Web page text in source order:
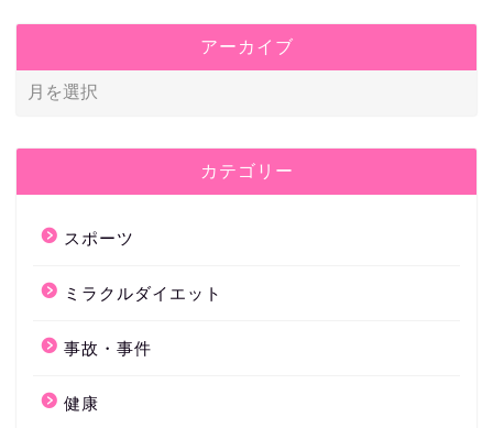
アーカイブ
カテゴリー
スポーツ
ミラクルダイエット
事故・事件
健康